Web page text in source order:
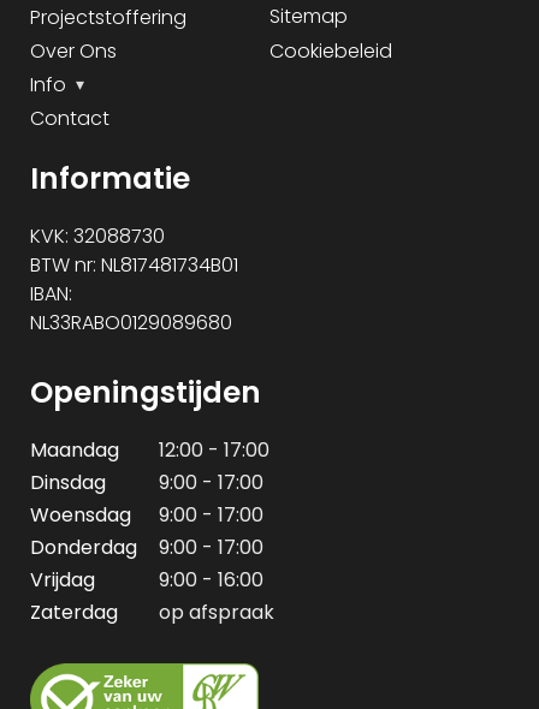
Projectstoffering
Over Ons
Info
Contact
Sitemap
Cookiebeleid
Informatie
KVK: 32088730
BTW nr: NL817481734B01
IBAN:
NL33RABO0129089680
Openingstijden
Maandag
12:00 - 17:00
Dinsdag
9:00 - 17:00
Woensdag
9:00 - 17:00
Donderdag
9:00 - 17:00
Vrijdag
9:00 - 16:00
Zaterdag
op afspraak